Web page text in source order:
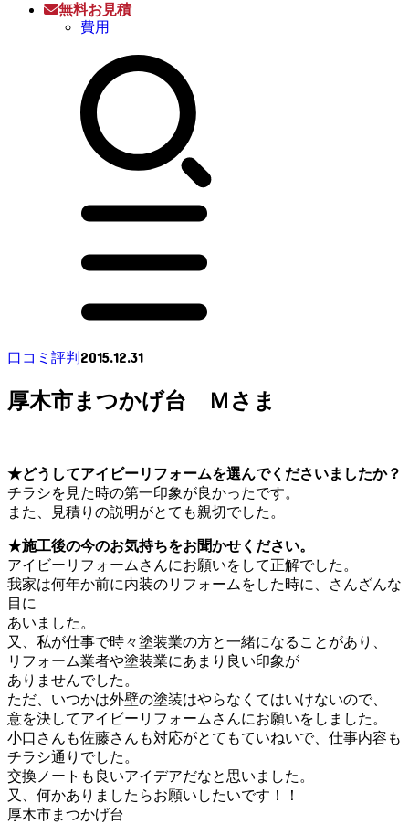
無料お見積
費用
口コミ評判 2015.12.31
厚木市まつかげ台 Ｍさま
★どうしてアイビーリフォームを選んでくださいましたか？
チラシを見た時の第一印象が良かったです。
また、見積りの説明がとても親切でした。
★施工後の今のお気持ちをお聞かせください。
アイビーリフォームさんにお願いをして正解でした。
我家は何年か前に内装のリフォームをした時に、さんざんな
目に
あいました。
又、私が仕事で時々塗装業の方と一緒になることがあり、
リフォーム業者や塗装業にあまり良い印象が
ありませんでした。
ただ、いつかは外壁の塗装はやらなくてはいけないので、
意を決してアイビーリフォームさんにお願いをしました。
小口さんも佐藤さんも対応がとてもていねいで、仕事内容も
チラシ通りでした。
交換ノートも良いアイデアだなと思いました。
又、何かありましたらお願いしたいです！！
厚木市まつかげ台